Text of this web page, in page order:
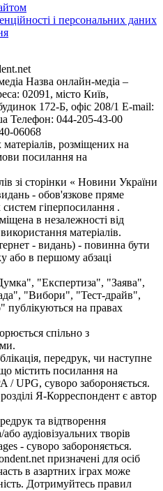
і персональних даних
Назва онлайн-медіа –
02091, місто Київ,
172-Б, офіс 208/1 E-mail:
Телефон: 044-205-43-00
06068
розміщених на
посилання на
зі сторінки « Новини України
- обов'язкове пряме
гіперпосилання .
в незалежності від
матеріалів.
- видань) - повинна бути
або в першому абзаці
"Експертиза", "Заява",
"Вибори", "Тест-драйв",
на правах
спільно з
передрук, чи наступне
містить посилання на
/ UPG, суворо забороняється.
Я-Корреспондент є автор
та відтворення
аудіовізуальних творів
- суворо забороняється.
призначені для осіб
в азартних іграх може
Дотримуйтесь правил